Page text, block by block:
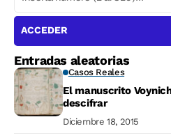
ACCEDER
Entradas aleatorias
Casos Reales
El manuscrito
descifrar
Diciembre 18, 2015